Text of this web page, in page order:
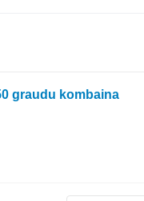
graudu kombaina